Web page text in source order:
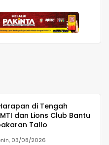
di Tengah
dan Lions Club Bantu
Tallo
03/08/2026